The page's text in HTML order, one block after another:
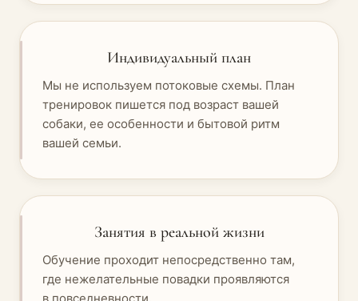
Индивидуальный план
Мы не используем потоковые схемы. План
тренировок пишется под возраст вашей
собаки, ее особенности и бытовой ритм
вашей семьи.
Занятия в реальной жизни
Обучение проходит непосредственно там,
где нежелательные повадки проявляются